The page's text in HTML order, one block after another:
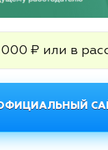
₽ или в